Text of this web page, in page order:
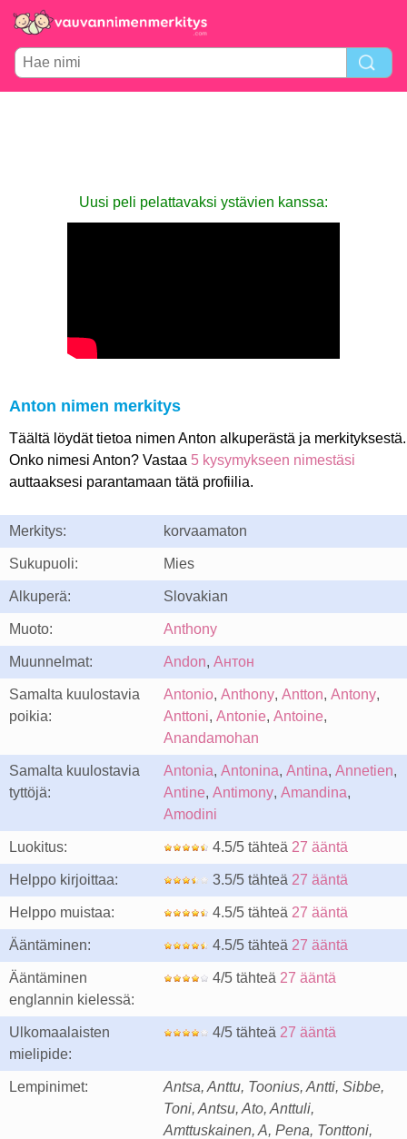
Uusi peli pelattavaksi ystävien kanssa:
Anton nimen merkitys
Täältä löydät tietoa nimen Anton alkuperästä ja merkityksestä.
Onko nimesi Anton? Vastaa 5 kysymykseen nimestäsi
auttaaksesi parantamaan tätä profiilia.
Merkitys: korvaamaton
Sukupuoli: Mies
Alkuperä: Slovakian
Muoto: Anthony
Muunnelmat: Andon, Антон
Samalta kuulostavia
poikia:
Antonio, Anthony, Antton, Antony,
Anttoni, Antonie, Antoine,
Anandamohan
Samalta kuulostavia
tyttöjä:
Antonia, Antonina, Antina, Annetien,
Antine, Antimony, Amandina,
Amodini
Luokitus: 4.5/5 tähteä 27 ääntä
Helppo kirjoittaa: 3.5/5 tähteä 27 ääntä
Helppo muistaa: 4.5/5 tähteä 27 ääntä
Ääntäminen: 4.5/5 tähteä 27 ääntä
Ääntäminen
englannin kielessä:
4/5 tähteä 27 ääntä
Ulkomaalaisten
mielipide:
4/5 tähteä 27 ääntä
Lempinimet:
Antsa, Anttu, Toonius, Antti, Sibbe,
Toni, Antsu, Ato, Anttuli,
Amttuskainen, A, Pena, Tonttoni,